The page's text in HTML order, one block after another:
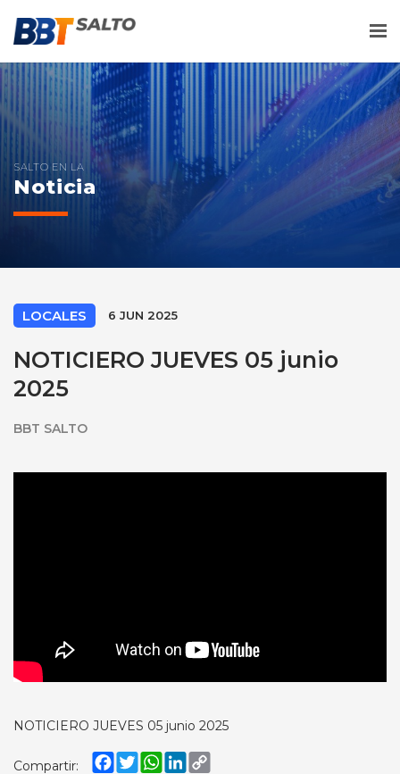
SALTO EN LA
Noticia
LOCALES 6 JUN 2025
NOTICIERO JUEVES 05 junio
2025
BBT SALTO
NOTICIERO JUEVES 05 junio 2025
Compartir:
Facebook
TwitterWhatsApp
LinkedInCopy